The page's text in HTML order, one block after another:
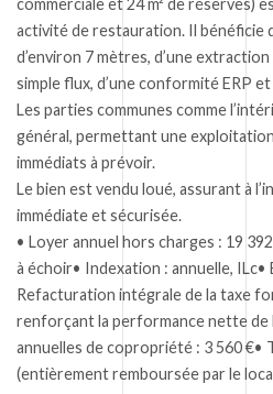
commerciale et 24 m² de réserves)
activité de restauration. Il bénéficie
d’environ 7 mètres, d’une
simple flux, d’une conformité ERP
Les parties communes comme
général, permettant une
immédiats à prévoir.
Le bien est vendu loué, assurant à
immédiate et sécurisée.
• Loyer annuel hors charges : 19
à échoir• Indexation : annuelle, ILc•
Refacturation intégrale de la taxe
renforçant la performance nette de
annuelles de copropriété : 3 560 €•
(entièrement remboursée par le